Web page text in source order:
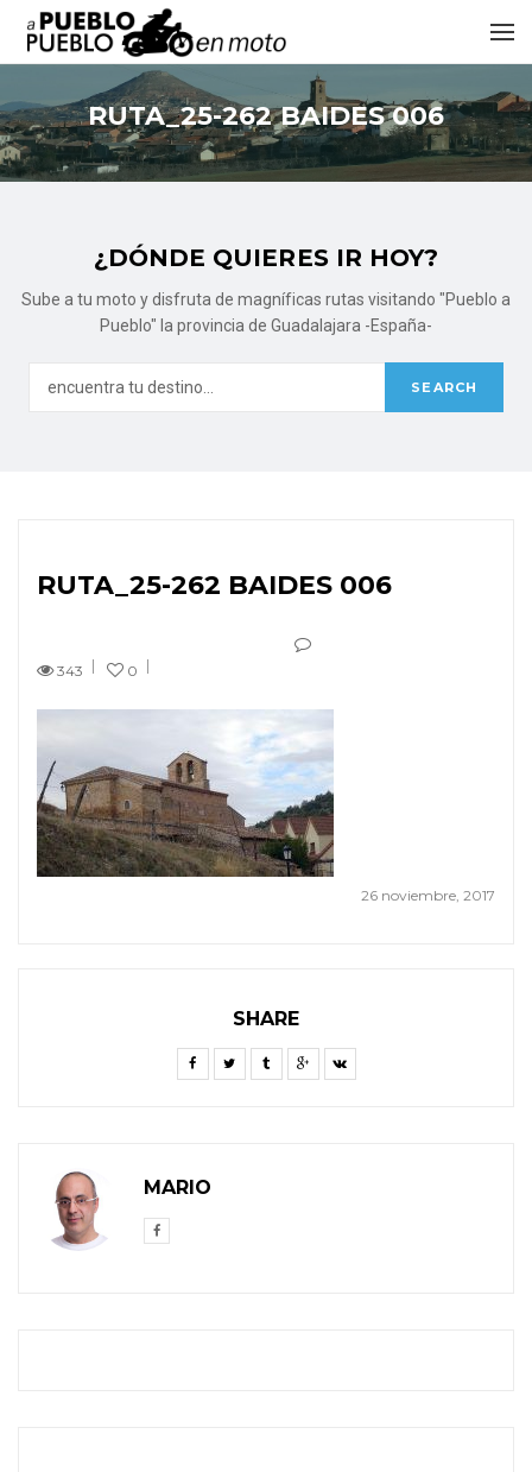
RUTA_25-262 BAIDES 006
¿DÓNDE QUIERES IR HOY?
Sube a tu moto y disfruta de magníficas rutas visitando "Pueblo a
Pueblo" la provincia de Guadalajara -España-
RUTA_25-262 BAIDES 006
343 0
26 noviembre, 2017
SHARE
MARIO